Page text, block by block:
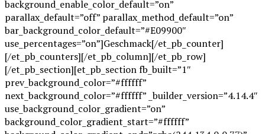
background_enable_color_default=”on”
parallax_default=”off” parallax_method_default=”on”
bar_background_color_default=”#E09900″
use_percentages=”on”]Geschmack[/et_pb_counter]
[/et_pb_counters][/et_pb_column][/et_pb_row]
[/et_pb_section][et_pb_section fb_built=”1″
prev_background_color=”#ffffff”
next_background_color=”#ffffff” _builder_version=”4.14.4″
use_background_color_gradient=”on”
background_color_gradient_start=”#ffffff”